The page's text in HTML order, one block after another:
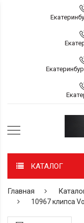
КАТАЛОГ
Главная
10967 клипса